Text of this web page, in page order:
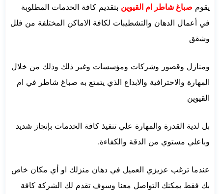
يقوم صباغ شاطر ام القيوين بتقديم كافة الخدمات المطلوبة
في أعمال الدهان والتشطيبات لكافة الاماكن المختلفة من فلل
وشقق
ومنازل وقصور وشركات ومؤسسات وغير ذلك وذلك من خلال
المهارة والاحترافية والابداع الذي يتمتع به صباغ شاطر في ام
القيوين
بل لدية القدرة والمهارة علي تنفيذ كافة الخدمات بإنجاز شديد
وباعلي مستوي من الدقة والكفاءة.
عندما ترغب عزيزي العميل في دهان منزلك او أي مكان خاص
بك فقط يمكنك التواصل معنا وسوف تقدم لك الشركة كافة